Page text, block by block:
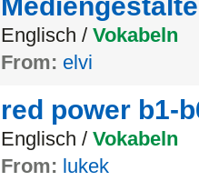
Englisch / Vokabeln
From: elvi
red power b1-
Englisch / Vokabeln
From: lukek